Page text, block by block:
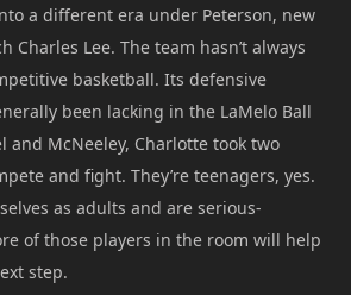
a different era under Peterson, new
Charles Lee. The team hasn’t always
basketball. Its defensive
been lacking in the LaMelo Ball
and McNeeley, Charlotte took two
and fight. They’re teenagers, yes.
as adults and are serious-
of those players in the room will help
step.